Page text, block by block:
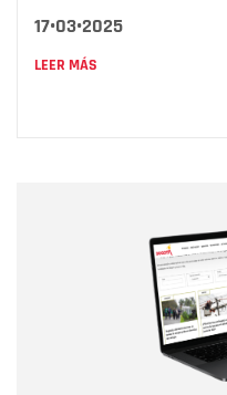
17•03•2025
LEER MÁS
Correo electrónico
Tipo de comentario